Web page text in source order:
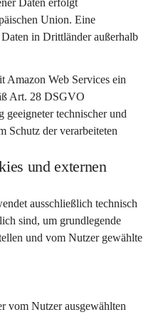
Daten erfolgt
Union. Eine
in Drittländer außerhalb
Amazon Web Services ein
Art. 28 DSGVO
geeigneter technischer und
Schutz der verarbeiteten
und externen
ausschließlich technisch
sind, um grundlegende
und vom Nutzer gewählte
vom Nutzer ausgewählten